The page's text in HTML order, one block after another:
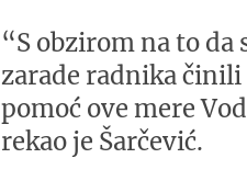
“S obzirom na to
zarade radnika
pomoć ove mere
rekao je Šarčević.